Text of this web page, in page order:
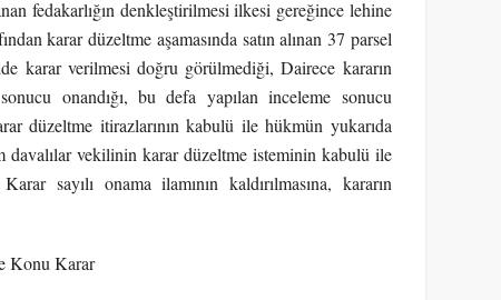
fedakarlığın denkleştirilmesi ilkesi gereğince lehine
karar düzeltme aşamasında satın alınan 37 parsel
karar verilmesi doğru görülmediği, Dairece kararın
onandığı, bu defa yapılan inceleme sonucu
düzeltme itirazlarının kabulü ile hükmün yukarıda
davalılar vekilinin karar düzeltme isteminin kabulü ile
sayılı onama ilamının kaldırılmasına, kararın
Konu Karar